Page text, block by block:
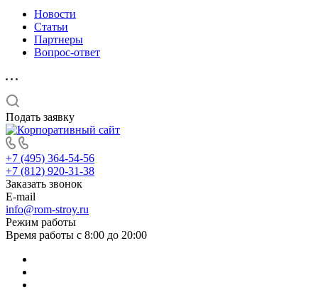
Новости
Статьи
Партнеры
Вопрос-ответ
Подать заявку
+7 (495) 364-54-56
+7 (812) 920-31-38
Заказать звонок
E-mail
info@rom-stroy.ru
Режим работы
Время работы с 8:00 до 20:00